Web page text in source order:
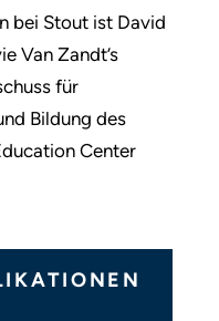
bei Stout ist David
Van Zandt’s
für
Bildung des
Center